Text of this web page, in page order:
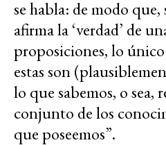
se habla: de modo
afirma la ‘verdad’ de
proposiciones, lo único
estas son
lo que sabemos, o sea,
conjunto de los
que poseemos”.